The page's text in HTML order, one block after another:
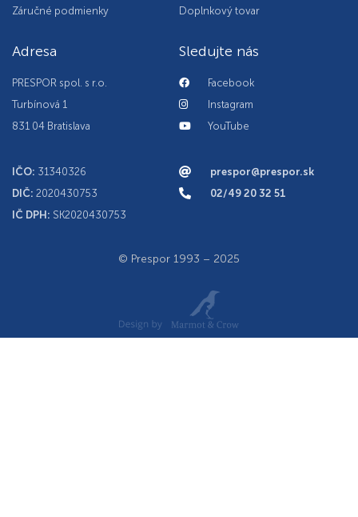
Záručné podmienky Doplnkový tovar
Adresa
PRESPOR spol. s r.o.
Turbínová 1
831 04 Bratislava
IČO: 31340326
DIČ: 2020430753
IČ DPH: SK2020430753
Sledujte nás
Facebook
Instagram
YouTube
prespor@prespor.sk
02/49 20 32 51
© Prespor 1993 – 2025